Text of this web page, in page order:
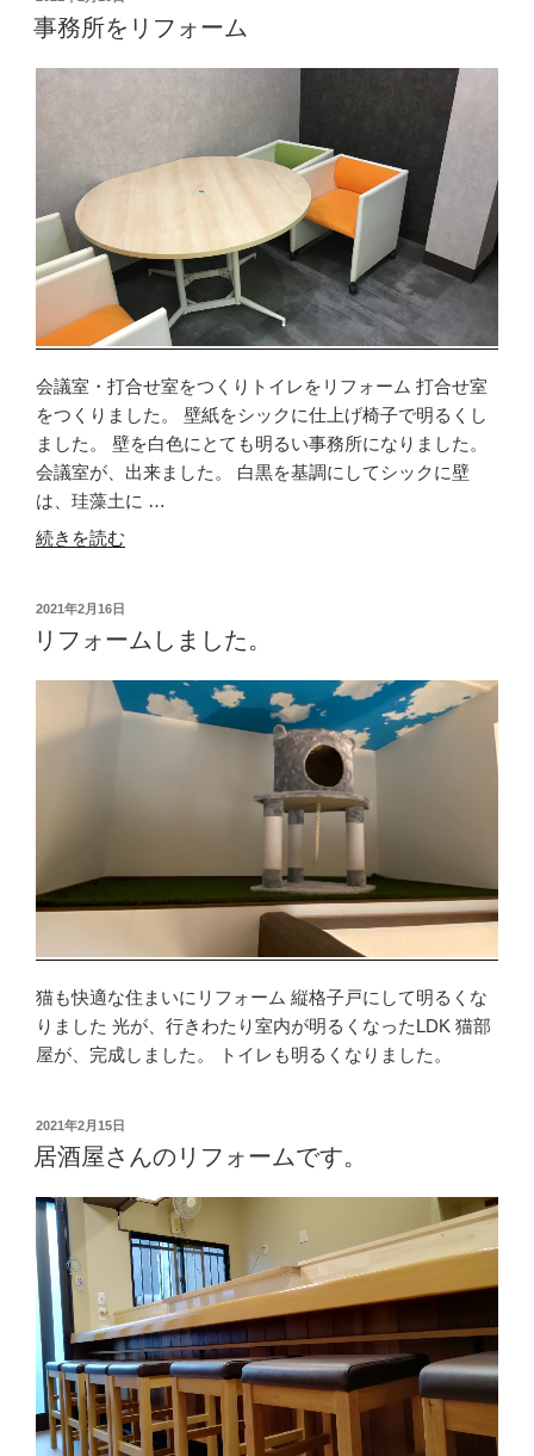
を
リ
フ
稿
日:
事務所をリフォーム
会議室・打合せ室をつくりトイレをリフォーム 打合せ室
をつくりました。 壁紙をシックに仕上げ椅子で明るくし
ました。 壁を白色にとても明るい事務所になりました。
会議室が、出来ました。 白黒を基調にしてシックに壁
は、珪藻土に …
“事
リ
フ
ー
続きを読む
投
稿
日:
2021年2月16日
リフォームしました。
猫も快適な住まいにリフォーム 縦格子戸にして明るくな
りました 光が、行きわたり室内が明るくなったLDK 猫部
屋が、完成しました。 トイレも明るくなりました。
投
稿
日:
2021年2月15日
居酒屋さんのリフォームです。